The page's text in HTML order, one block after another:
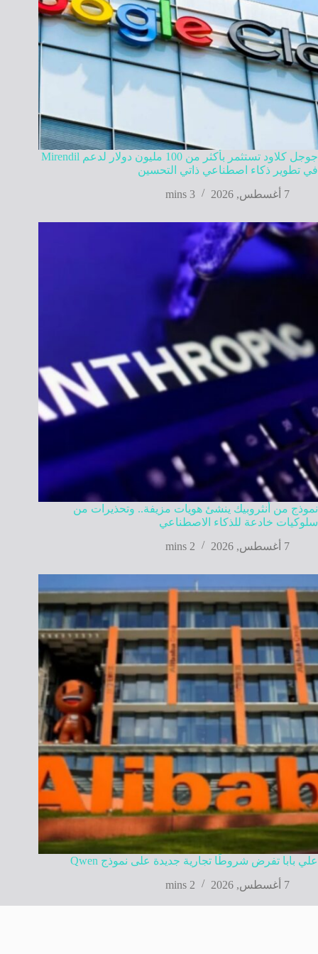
جوجل كلاود تستثمر بأكثر من 100 مليون دولار لدعم Mirendil
في تطوير ذكاء اصطناعي ذاتي التحسين
7 أغسطس, 2026
3 mins
نموذج من أنثروبيك ينشئ هويات مزيفة.. وتحذيرات من
سلوكيات خادعة للذكاء الاصطناعي
7 أغسطس, 2026
2 mins
علي بابا تفرض شروطًا تجارية جديدة على نموذج Qwen
7 أغسطس, 2026
2 mins